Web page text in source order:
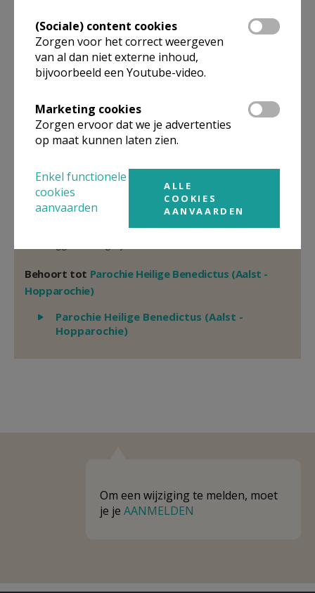
DirkMoereels
Termurenlaan 2
9320 Erembodegem
32 53 21 44 21
Google Maps
Organisatiestructuur
Niet gevonden wat je zocht? Hier vind je links naar de
gegevens van andere organisaties op het boven-,
Behoort tot Parochie Heilige Benedictus (Aalst -
Hopparochie)
Weergeven
Parochie Heilige Benedictus (Aalst -
Hopparochie)
Om een wijziging te melden, moet
je je AANMELDEN
(Sociale) content cookies
Zorgen voor het correct weergeven
van al dan niet externe inhoud,
bijvoorbeeld een Youtube-video.
Marketing cookies
Zorgen ervoor dat we je advertenties
op maat kunnen laten zien.
Enkel functionele
cookies
aanvaarden
ALLE
COOKIES
AANVAARDEN